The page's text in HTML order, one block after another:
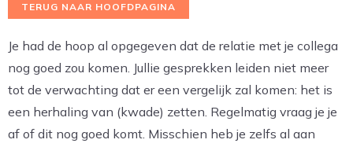
TERUG NAAR HOOFDPAGINA
Je had de hoop al opgegeven dat de relatie met je collega
nog goed zou komen. Jullie gesprekken leiden niet meer
tot de verwachting dat er een vergelijk zal komen: het is
een herhaling van (kwade) zetten. Regelmatig vraag je je
af of dit nog goed komt. Misschien heb je zelfs al aan